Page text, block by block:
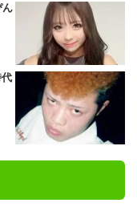
ん